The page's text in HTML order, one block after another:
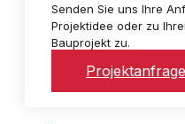
Senden Sie uns Ihre
Projektidee oder zu
Bauprojekt zu.